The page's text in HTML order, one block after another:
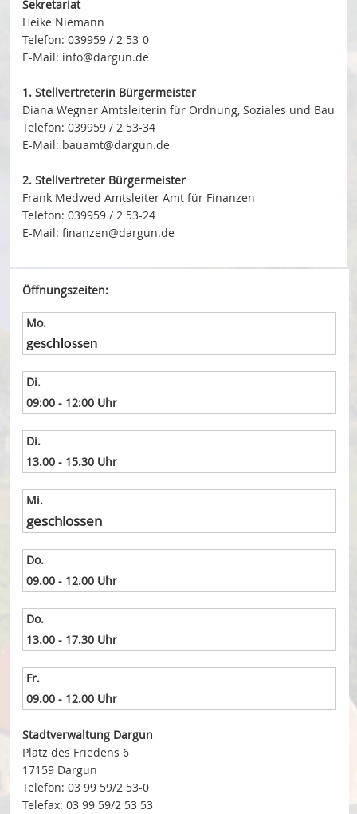
Sekretariat
Heike Niemann
Telefon: 039959 / 2 53-0
E-Mail: info@dargun.de
1. Stellvertreterin Bürgermeister
Diana Wegner Amtsleiterin für Ordnung, Soziales und Bau
Telefon: 039959 / 2 53-34
E-Mail: bauamt@dargun.de
2. Stellvertreter Bürgermeister
Frank Medwed Amtsleiter Amt für Finanzen
Telefon: 039959 / 2 53-24
E-Mail: finanzen@dargun.de
Öffnungszeiten:
Mo.
geschlossen
Di.
09:00 - 12:00 Uhr
Di.
13.00 - 15.30 Uhr
Mi.
geschlossen
Do.
09.00 - 12.00 Uhr
Do.
13.00 - 17.30 Uhr
Fr.
09.00 - 12.00 Uhr
Stadtverwaltung Dargun
Platz des Friedens 6
17159 Dargun
Telefon: 03 99 59/2 53-0
Telefax: 03 99 59/2 53 53
Bauleitplanung
Öffentlicher Anzeiger
Förderung ortsteilbezogener Maßnahmen